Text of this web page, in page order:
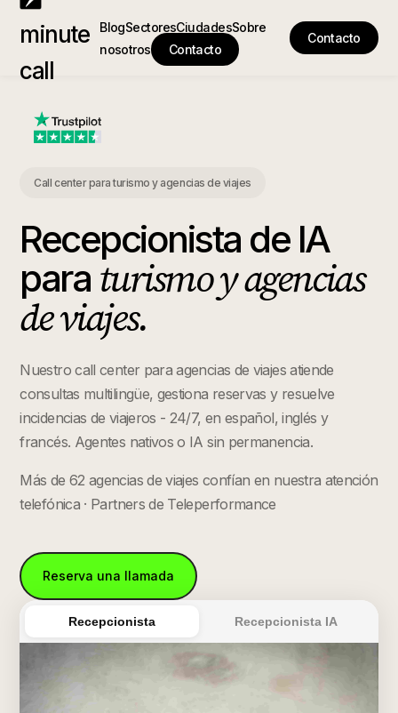
minute
call
BlogSectoresCiudadesSobre
nosotros
Contacto
Contacto
Call center para turismo y agencias de viajes
Recepcionista de IA
para turismo y agencias
de viajes.
Nuestro call center para agencias de viajes atiende
consultas multilingüe, gestiona reservas y resuelve
incidencias de viajeros - 24/7, en español, inglés y
francés. Agentes nativos o IA sin permanencia.
Más de 62 agencias de viajes confían en nuestra atención
telefónica · Partners de Teleperformance
Reserva una llamada
Recepcionista Recepcionista IA